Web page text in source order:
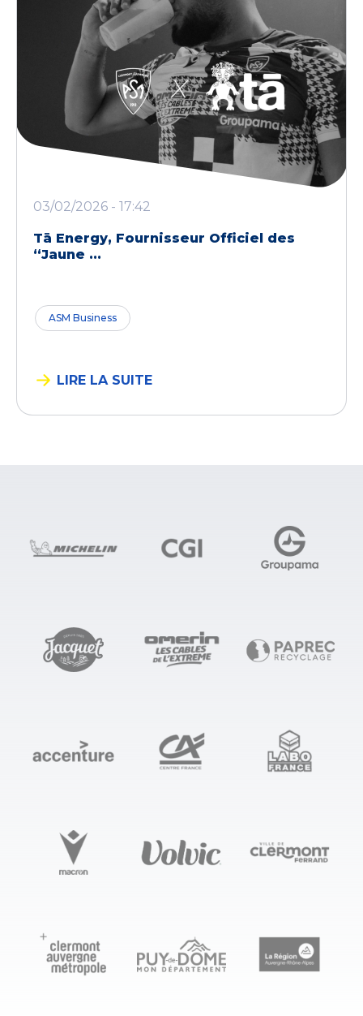
03/02/2026 - 17:42
Tā Energy, Fournisseur Officiel des
“Jaune ...
ASM Business
LIRE LA SUITE